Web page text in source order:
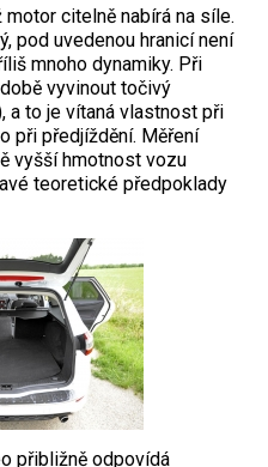
motor citelně nabírá na síle.
pod uvedenou hranicí není
mnoho dynamiky. Při
vyvinout točivý
a to je vítaná vlastnost při
při předjíždění. Měření
vyšší hmotnost vozu
teoretické předpoklady
přibližně odpovídá